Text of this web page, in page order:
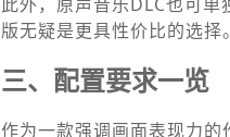
版无疑是更具性价比的选择。
三、配置要求一览
作为一款强调画面表现力